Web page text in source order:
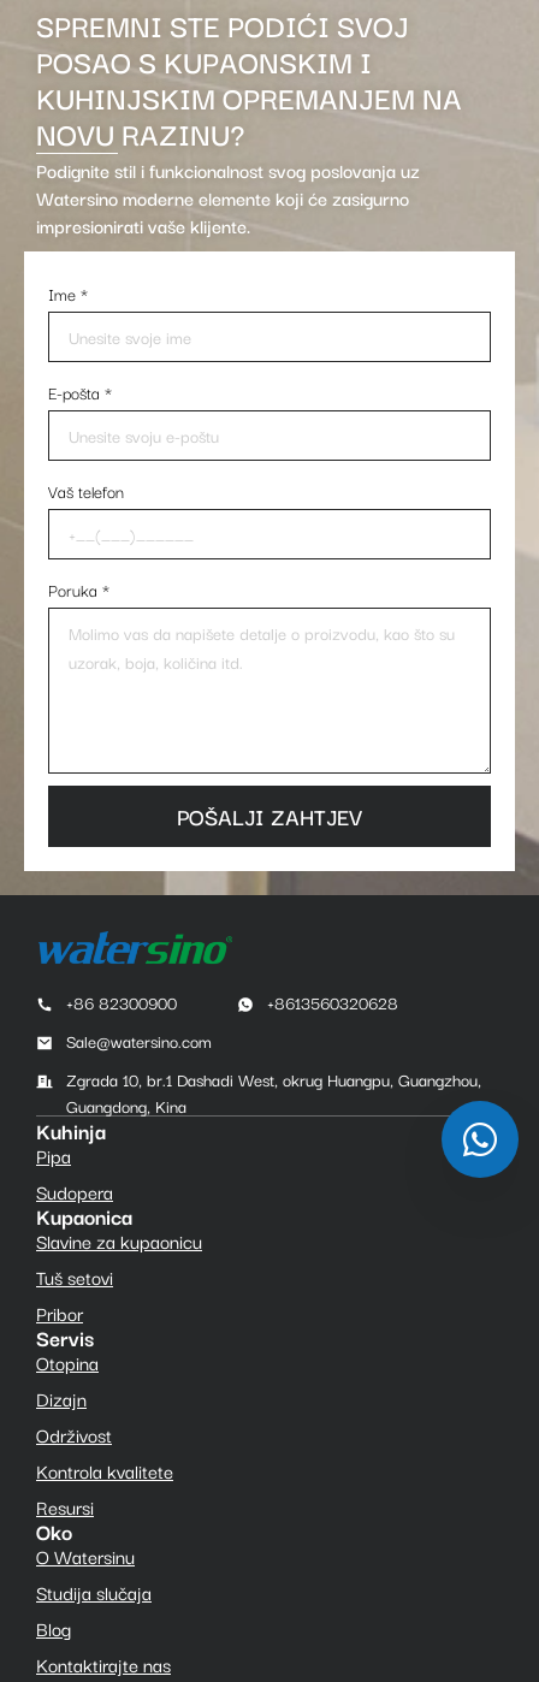
SPREMNI STE PODIĆI SVOJ
POSAO S KUPAONSKIM I
KUHINJSKIM OPREMANJEM NA
NOVU RAZINU?
Podignite stil i funkcionalnost svog poslovanja uz
Watersino moderne elemente koji će zasigurno
impresionirati vaše klijente.
Ime*
E-pošta *
Vaš telefon
Poruka *
POŠALJI ZAHTJEV
+86 82300900
+8613560320628
Sale@watersino.com
Zgrada 10, br.1 Dashadi West, okrug Huangpu, Guangzhou,
Guangdong, Kina
Kuhinja
Pipa
Sudopera
Kupaonica
Slavine za kupaonicu
Tuš setovi
Pribor
Servis
Otopina
Dizajn
Održivost
Kontrola kvalitete
Resursi
Oko
O Watersinu
Studija slučaja
Blog
Kontaktirajte nas